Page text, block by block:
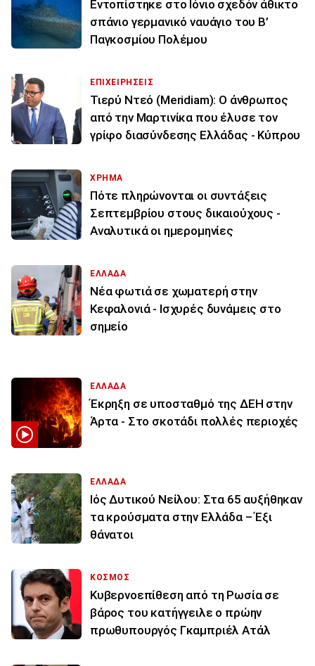
Εντοπίστηκε στο Ιόνιο σχεδόν άθικτο
σπάνιο γερμανικό ναυάγιο του Β’
Παγκοσμίου Πολέμου
ΕΠΙΧΕΙΡΗΣΕΙΣ
Τιερύ Ντεό (Meridiam): Ο άνθρωπος
από την Μαρτινίκα που έλυσε τον
γρίφο διασύνδεσης Ελλάδας - Κύπρου
ΧΡΗΜΑ
Πότε πληρώνονται οι συντάξεις
Σεπτεμβρίου στους δικαιούχους -
Αναλυτικά οι ημερομηνίες
ΕΛΛΑΔΑ
Νέα φωτιά σε χωματερή στην
Κεφαλονιά - Ισχυρές δυνάμεις στο
σημείο
ΕΛΛΑΔΑ
Έκρηξη σε υποσταθμό της ΔΕΗ στην
Άρτα - Στο σκοτάδι πολλές περιοχές
ΕΛΛΑΔΑ
Ιός Δυτικού Νείλου: Στα 65 αυξήθηκαν
τα κρούσματα στην Ελλάδα – Έξι
θάνατοι
ΚΟΣΜΟΣ
Κυβερνοεπίθεση από τη Ρωσία σε
βάρος του κατήγγειλε ο πρώην
πρωθυπουργός Γκαμπριέλ Ατάλ